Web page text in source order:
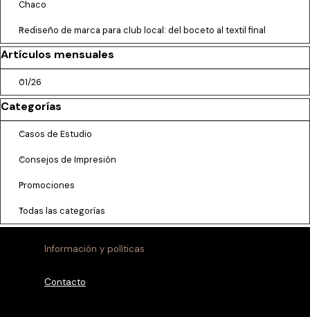
Chaco
Rediseño de marca para club local: del boceto al textil final
Saltar el bloque Artículos mensuales
Artículos mensuales
01/26
Saltar el bloque Categorías
Categorías
Casos de Estudio
Consejos de Impresión
Promociones
Todas las categorías
Información y políticas
Contacto